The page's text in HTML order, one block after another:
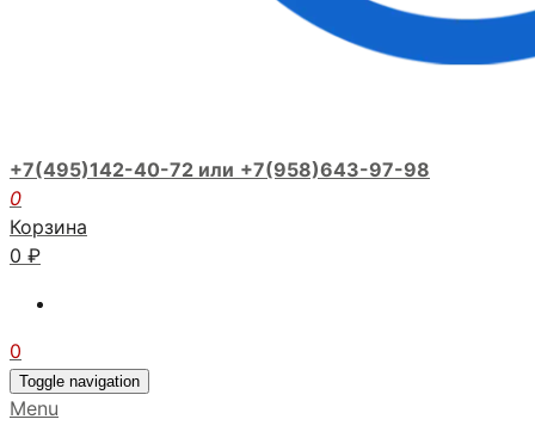
+7(495)142-40-72 или +7(958)643-97-98
0
Корзина
0 ₽
0
Toggle navigation
Menu